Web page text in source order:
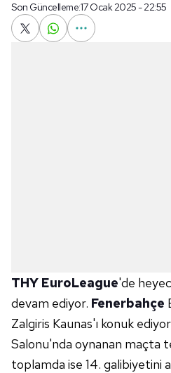
Son Güncelleme:17 Ocak 2025 - 22:55
THY EuroLeague'de
devam ediyor. Fenerbahçe
Zalgiris Kaunas'ı konuk
Salonu'nda oynanan maçta
toplamda ise 14. galibiyetini